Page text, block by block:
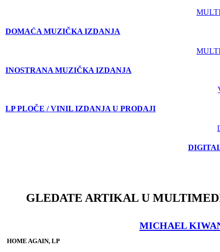
DOMAĆA MUZIČKA IZDANJA
INOSTRANA MUZIČKA IZDANJA
LP PLOČE / VINIL IZDANJA U PRODAJI
GLEDATE ARTIKAL U
MICHAEL
HOME AGAIN, LP